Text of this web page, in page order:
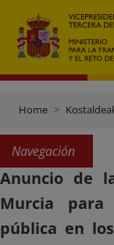
Home
Navegación
Anuncio de
Murcia
pública en